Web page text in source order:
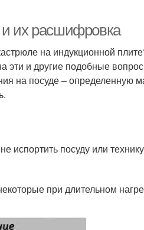
и их расшифровка
на индукционной
эти и другие подобные
на посуде – определенную
испортить посуду или
при длительном